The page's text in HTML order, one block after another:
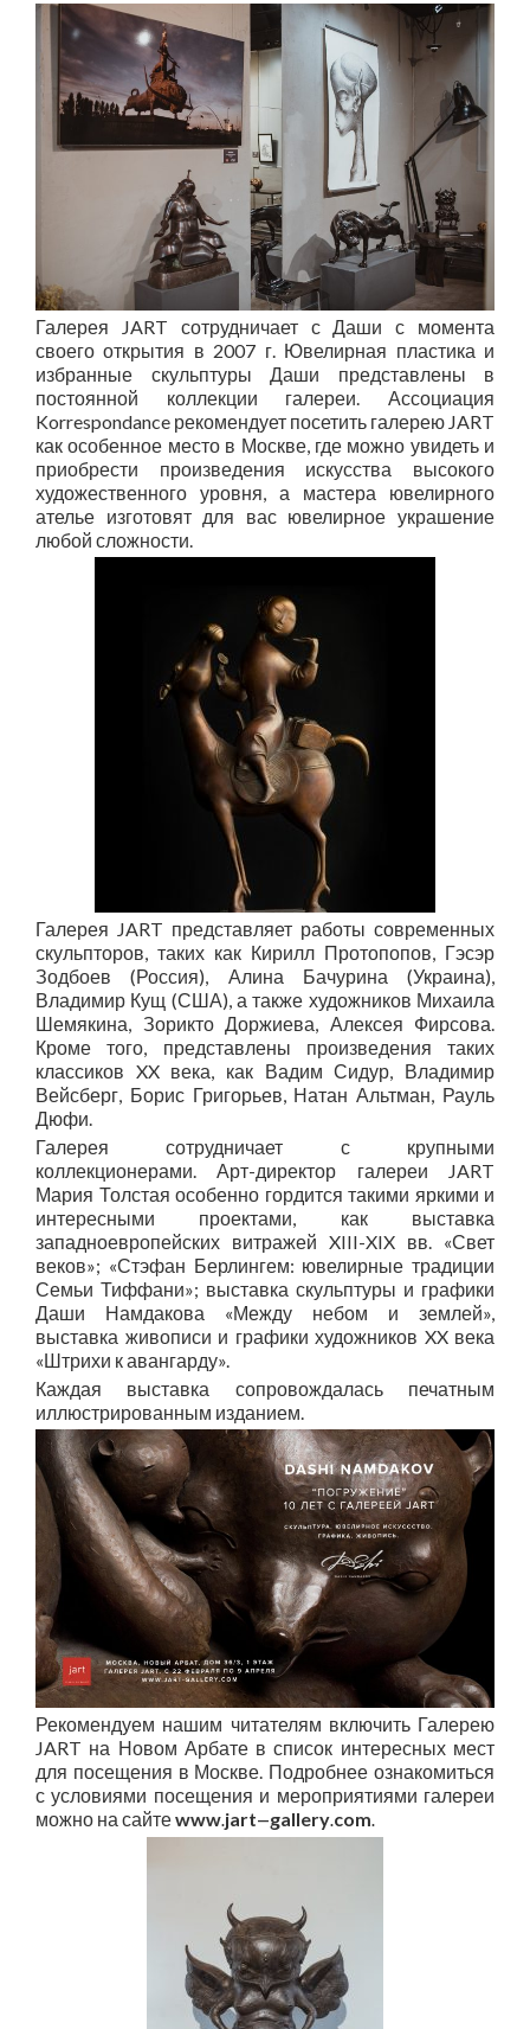
Галерея JART сотрудничает с Даши с момента
своего открытия в 2007 г. Ювелирная пластика и
избранные скульптуры Даши представлены в
постоянной коллекции галереи. Ассоциация
Korrespondance рекомендует посетить галерею JART
как особенное место в Москве, где можно увидеть и
приобрести произведения искусства высокого
художественного уровня, а мастера ювелирного
ателье изготовят для вас ювелирное украшение
любой сложности.
Галерея JART представляет работы современных
скульпторов, таких как Кирилл Протопопов, Гэсэр
Зодбоев (Россия), Алина Бачурина (Украина),
Владимир Кущ (США), а также художников Михаила
Шемякина, Зорикто Доржиева, Алексея Фирсова.
Кроме того, представлены произведения таких
классиков XXвека, как Вадим Сидур, Владимир
Вейсберг, Борис Григорьев, Натан Альтман, Рауль
Дюфи.
Галерея сотрудничает с крупными
коллекционерами. Арт-директор галереи
JART
Мария Толстая особенно гордится такими яркими и
интересными проектами, как выставка
западноевропейских витражей XIII-XIX вв. «Свет
веков»; «Стэфан Берлингем: ювелирные традиции
Семьи Тиффани»; выставка скульптуры и графики
Даши Намдакова «Между небом и землей»,
выставка живописи и графики художников XX века
«Штрихи к авангарду».
Каждая выставка сопровождалась печатным
иллюстрированным изданием.
Рекомендуем нашим читателям включить Галерею
JART на Новом Арбате в список интересных мест
для посещения в Москве. Подробнее ознакомиться
с условиями посещения и мероприятиями галереи
можно на сайтеwww.jart—gallery.com.